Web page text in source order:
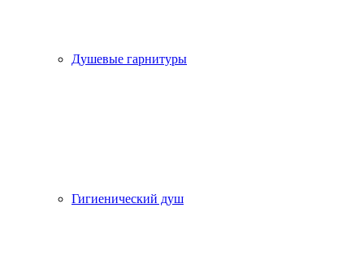
Душевые гарнитуры
Гигиенический душ